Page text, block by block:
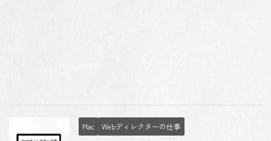
Mac Webディレクターの仕事